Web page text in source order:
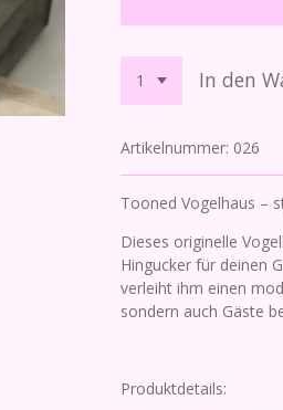
In den
Artikelnummer: 026
Tooned Vogelhaus –
Dieses originelle
Hingucker für deinen
verleiht ihm einen
sondern auch Gäste
Produktdetails: